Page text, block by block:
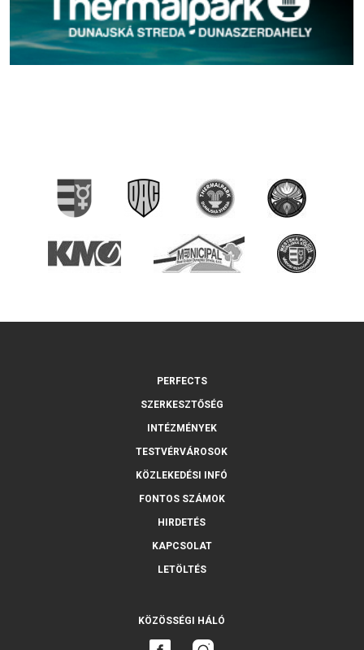
PERFECTS
SZERKESZTŐSÉG
INTÉZMÉNYEK
TESTVÉRVÁROSOK
KÖZLEKEDÉSI INFÓ
FONTOS SZÁMOK
HIRDETÉS
KAPCSOLAT
LETÖLTÉS
KÖZÖSSÉGI HÁLÓ